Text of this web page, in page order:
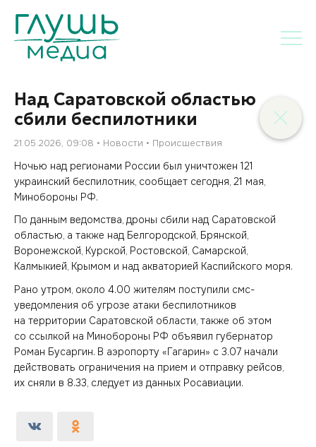
Над Саратовской областью
сбили беспилотники
21.05.2026, 09:08 Новости Происшествия
Ночью над регионами России был уничтожен 121
украинский беспилотник, сообщает сегодня, 21 мая,
Минобороны РФ.
По данным ведомства, дроны сбили над Саратовской
областью, а также над Белгородской, Брянской,
Воронежской, Курской, Ростовской, Самарской,
Калмыкией, Крымом и над акваторией Каспийского моря.
Рано утром, около 4.00 жителям поступили смс-
уведомления об угрозе атаки беспилотников
на территории Саратовской области, также об этом
со ссылкой на Минобороны РФ объявил губернатор
Роман Бусаргин. В аэропорту «Гагарин» с 3.07 начали
действовать ограничения на прием и отправку рейсов,
их сняли в 8.33, следует из данных Росавиации.